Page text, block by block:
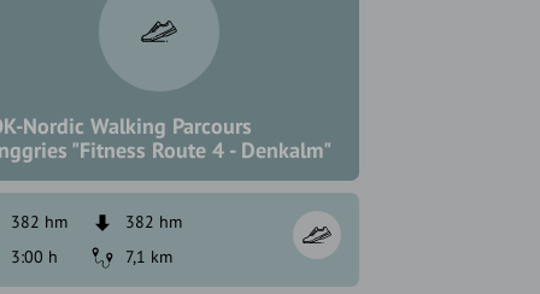
Nordic Walking Parcours
"Fitness Route 4 - Denkalm"
382 hm
382 hm
3:00 h
7,1 km